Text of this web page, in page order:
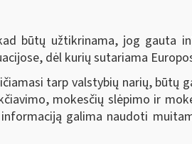
būtų užtikrinama, jog gauta
dėl kurių sutariama
tarp valstybių narių,
mokesčių slėpimo ir
informaciją galima naudoti